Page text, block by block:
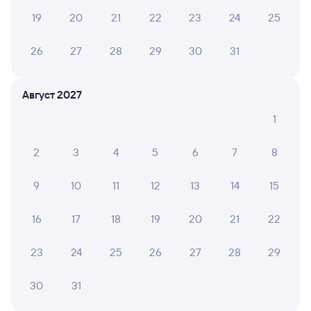
19 20 21 22 23 24 25
26 27 28 29 30 31
Август 2027
1
2 3 4 5 6 7 8
9 10 11 12 13 14 15
16 17 18 19 20 21 22
23 24 25 26 27 28 29
30 31